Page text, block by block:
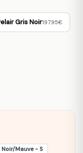
Gris Noir197.95€
Noir/Mauve - S